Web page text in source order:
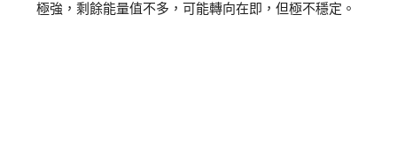
極強，剩餘能量值不多，可能轉向在即，但極不穩定。